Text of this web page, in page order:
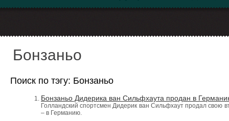
Бонзаньо
Поиск по тэгу: Бонзаньо
Бонзаньо Дидерика ван Сильфхаута продан в
Голландский спортсмен Дидерик ван Сильфхаут продал свою
– в Германию.